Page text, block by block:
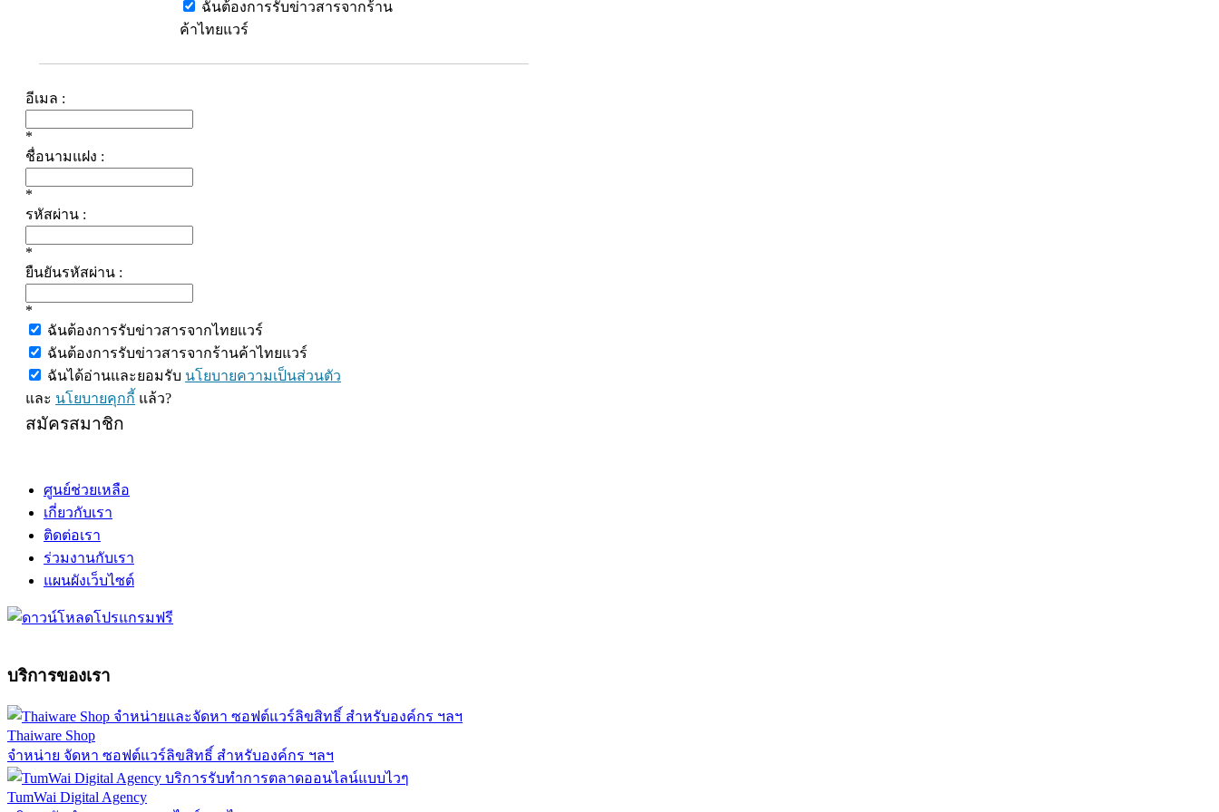
ฉันต้องการรับข่าวสารจากร้าน
ค้าไทยแวร์
อีเมล :
*
ชื่อนามแฝง :
*
รหัสผ่าน :
*
ยืนยันรหัสผ่าน :
*
ฉันต้องการรับข่าวสารจากไทยแวร์
ฉันต้องการรับข่าวสารจากร้านค้าไทยแวร์
ฉันได้อ่านและยอมรับ นโยบายความเป็นส่วนตัว
และ นโยบายคุกกี้ แล้ว?
สมัครสมาชิก
ศูนย์ช่วยเหลือ
เกี่ยวกับเรา
ติดต่อเรา
ร่วมงานกับเรา
แผนผังเว็บไซต์
บริการของเรา
Thaiware Shop
จำหน่าย จัดหา ซอฟต์แวร์ลิขสิทธิ์ สำหรับองค์กร ฯลฯ
TumWai Digital Agency